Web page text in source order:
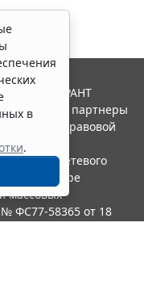
в
.
ГАРАНТ
и ее партнеры
правовой
сетевого
в сфере
массовых
ФС77-58365 от 18